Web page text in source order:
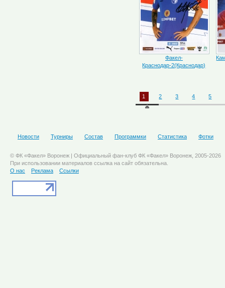
Факел-
Краснодар-2(Краснодар)
1 2 3 4 5
Новости Турниры Состав Программки Статистика Фотки
© ФК «Факел» Воронеж | Официальный фан-клуб ФК «Факел» Воронеж, 2005-2026
При использовании материалов ссылка на сайт обязательна.
О нас
Реклама Ссылки